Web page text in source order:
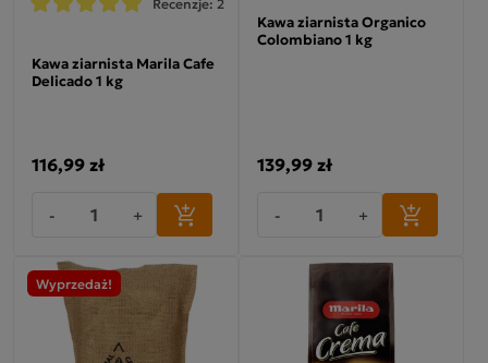
Kawa ziarnista Marila Cafe
Delicado 1 kg
116,99 zł
- +
Kawa ziarnista Organico
Colombiano 1 kg
139,99 zł
- +
Wyprzedaż!